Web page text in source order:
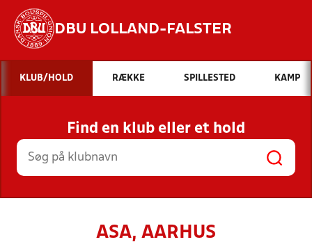
DBU LOLLAND-FALSTER
Hvad vil du søge efter?
INDHOLD OG NYHEDER
STILLINGER, RESULTATER, KLUBBER OG
HOLD
KLUB/HOLD RÆKKE SPILLESTED KAMP
Find en klub eller et hold
ASA, AARHUS